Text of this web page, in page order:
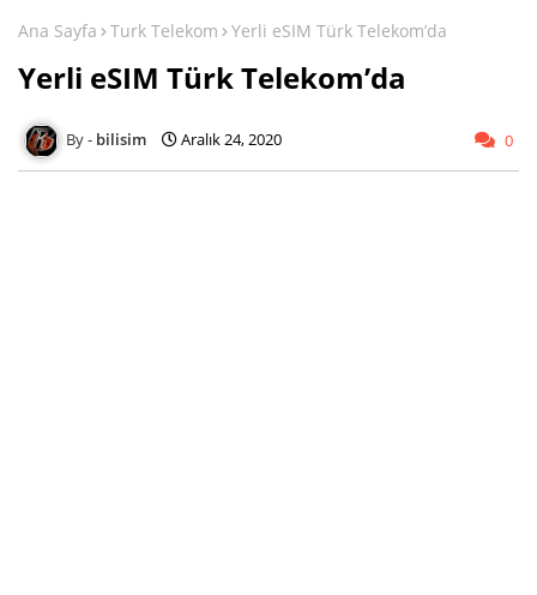
Ana Sayfa Turk Telekom Yerli eSIM Türk Telekom’da
Yerli eSIM Türk Telekom’da
bilisim Aralık 24, 2020 0